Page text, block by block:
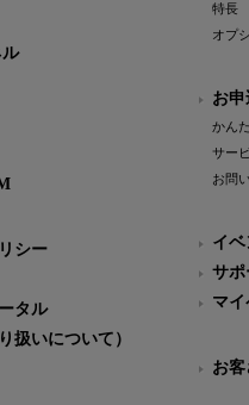
シー
タル
扱いについて）
特長
オプ
お
かん
サー
お問
イベ
サポ
マ
お